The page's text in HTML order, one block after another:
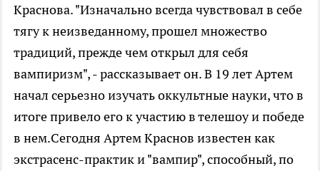
Краснова. "Изначально всегда чувствовал в себе
тягу к неизведанному, прошел множество
традиций, прежде чем открыл для себя
вампиризм", - рассказывает он. В 19 лет Артем
начал серьезно изучать оккультные науки, что в
итоге привело его к участию в телешоу и победе
в нем.Сегодня Артем Краснов известен как
экстрасенс-практик и "вампир", способный, по